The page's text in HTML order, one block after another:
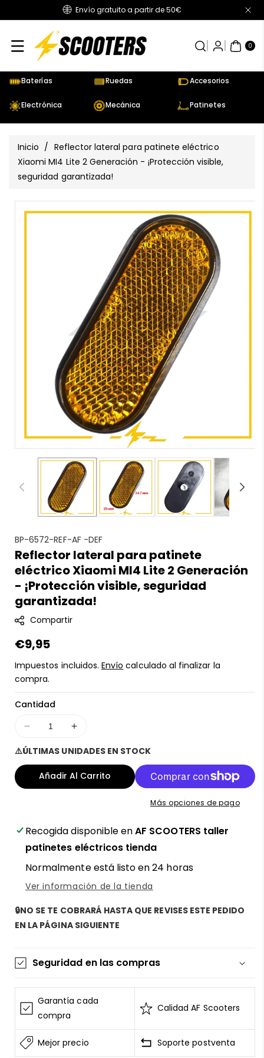
Envío gratuito a partir de 50€
0
AR
TÍC
UL
Baterías Ruedas Accesorios
Electrónica Mecánica Patinetes
Inicio / Reflector lateral para patinete eléctrico
Xiaomi MI4 Lite 2 Generación - ¡Protección visible,
seguridad garantizada!
A La
S
K
U
:
BP-6572-REF-AF -DEF
Reflector lateral para patinete
eléctrico Xiaomi MI4 Lite 2 Generación
- ¡Protección visible, seguridad
garantizada!
Compartir
Precio
regular
€9,95
Impuestos incluidos.Envío calculado al finalizar la
compra.
Cantidad
Disminuir
cantidad
para
Reflector
lateral
Xiaomi
MI4
Lite
2
Generación
-
¡Protección
visible,
seguridad
Aumentar
para
Reflector
lateral
Xiaomi
MI4
2
Generación
-
¡Protección
visible,
seguridad
⚠️ÚLTIMAS UNIDADES EN STOCK
Añadir Al Carrito
Más opciones de pago
Recogida disponible enAF SCOOTERS taller
patinetes eléctricos tienda
Normalmente está listo en 24 horas
Ver información de la tienda
🔒NO SE TE COBRARÁ HASTA QUE REVISES ESTE PEDIDO
EN LA PÁGINA SIGUIENTE
Seguridad en las compras
La información de las tarjetas se mantiene
segura y sin riesgos
AF SCOOTERS
sigue el Estándar de Seguridad de
Datos para la Industria de Tarjeta de Pago
Todos los datos están cifrados
Garantía cada
compra
Calidad AF Scooters
Mejor precio Soporte postventa